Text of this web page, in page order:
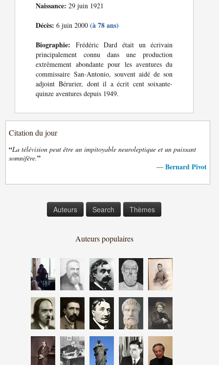
Naissance: 29 juin 1921
Décès: 6 juin 2000(à 78 ans)
Biographie: Frédéric Dard était un écrivain
principalement connu dans une production
extrêmement abondante pour les aventures du
commissaire San-Antonio, souvent aidé de son
adjoint Bérurier, dont il a écrit cent soixante-
quinze aventures depuis 1949.
Citation du jour
“La télévision peut être un impitoyable neuroleptique et un puissant
somnifère.”
— Bernard Pivot
Auteurs Search Thèmes
Auteurs populaires